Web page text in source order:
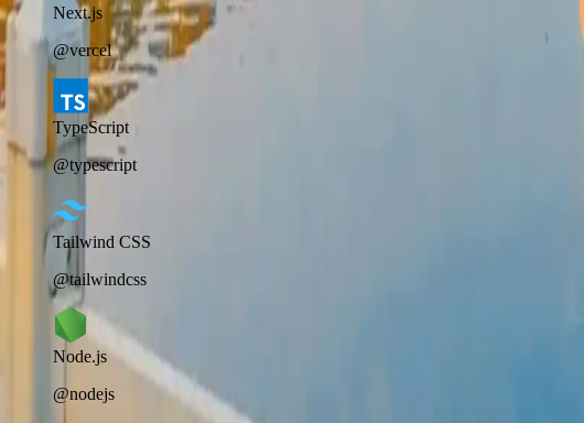
Next.js
@vercel
TypeScript
@typescript
Tailwind CSS
@tailwindcss
Node.js
@nodejs